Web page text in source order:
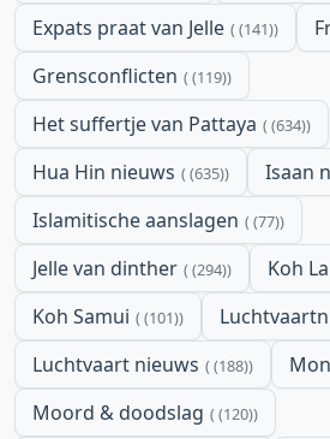
Expats praat van Jelle (141)
Grensconflicten (119)
Het suffertje van Pattaya (634)
Hua Hin nieuws (635) Isaan
Islamitische aanslagen (77)
Jelle van dinther (294) Koh
Koh Samui (101)
Luchtvaart nieuws (188)
Moord & doodslag (120)